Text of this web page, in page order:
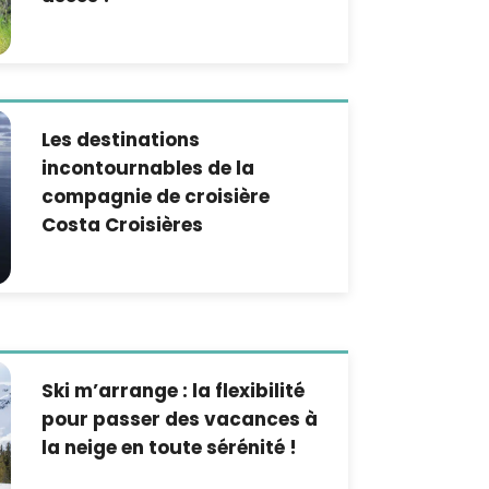
Les destinations
incontournables de la
compagnie de croisière
Costa Croisières
Ski m’arrange : la flexibilité
pour passer des vacances à
la neige en toute sérénité !